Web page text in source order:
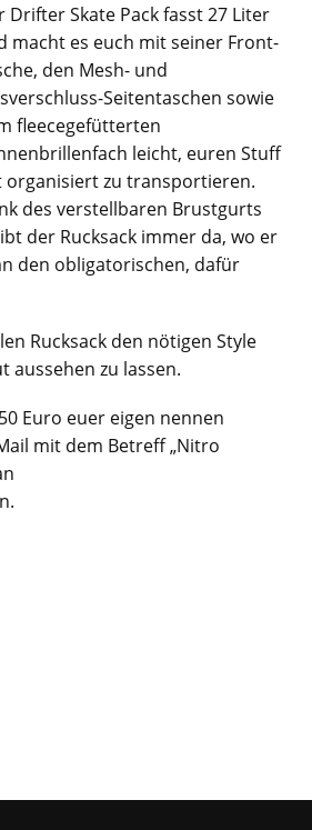
Drifter Skate Pack fasst 27 Liter
macht es euch mit seiner Front-
den Mesh- und
Seitentaschen sowie
fleecegefütterten
leicht, euren Stuff
organisiert zu transportieren.
des verstellbaren Brustgurts
der Rucksack immer da, wo er
den obligatorischen, dafür
Rucksack den nötigen Style
aussehen zu lassen.
Euro euer eigen nennen
mit dem Betreff „Nitro